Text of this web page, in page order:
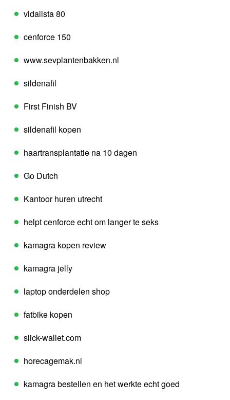
vidalista 80
cenforce 150
www.sevplantenbakken.nl
sildenafil
First Finish BV
sildenafil kopen
haartransplantatie na 10 dagen
Go Dutch
Kantoor huren utrecht
helpt cenforce echt om langer te seks
kamagra kopen review
kamagra jelly
laptop onderdelen shop
fatbike kopen
slick-wallet.com
horecagemak.nl
kamagra bestellen en het werkte echt goed